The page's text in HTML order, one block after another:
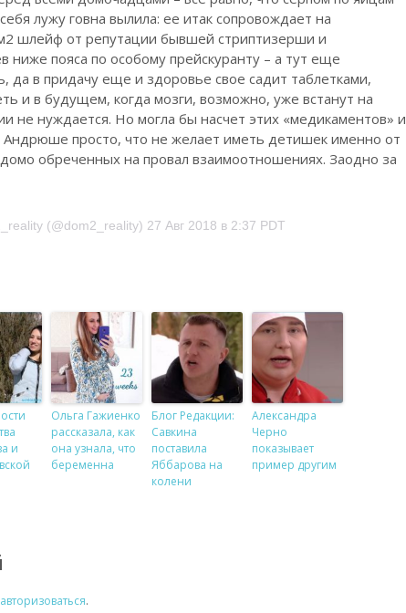
лужу говна вылила: ее итак сопровождает на
шлейф от репутации бывшей стриптизерши и
ниже пояса по особому прейскуранту – а тут еще
да в придачу еще и здоровье свое садит таблетками,
и в будущем, когда мозги, возможно, уже встанут на
не нуждается. Но могла бы насчет этих «медикаментов» и
Андрюше просто, что не желает иметь детишек именно от
обреченных на провал взаимоотношениях. Заодно за
(@dom2_reality) 27 Авг 2018 в 2:37 PDT
и
Ольга Гажиенко
рассказала, как
она узнала, что
беременна
Блог Редакции:
Савкина
поставила
Яббарова на
колени
Александра
Черно
показывает
пример другим
авторизоваться.